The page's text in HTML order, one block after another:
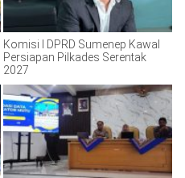
Komisi I DPRD Sumenep Kawal
Persiapan Pilkades Serentak
2027